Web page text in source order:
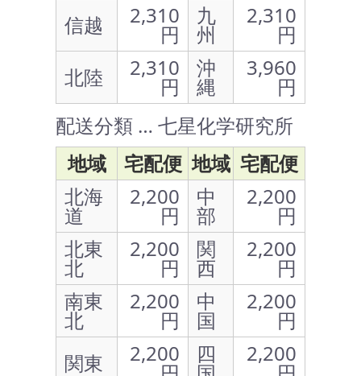
信越
2,310
円
九
州
2,310
円
北陸
2,310
円
沖
縄
3,960
円
配送分類 … 七星化学研究所
地域
宅配便 地域 宅配便
北海
道
2,200
円
中
部
2,200
円
北東
北
2,200
円
関
西
2,200
円
南東
北
2,200
円
中
国
2,200
円
関東
2,200 四 2,200